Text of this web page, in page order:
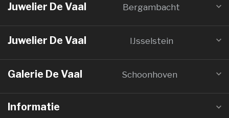
Juwelier De Vaal Bergambacht
Juwelier De Vaal IJsselstein
Galerie De Vaal Schoonhoven
Informatie